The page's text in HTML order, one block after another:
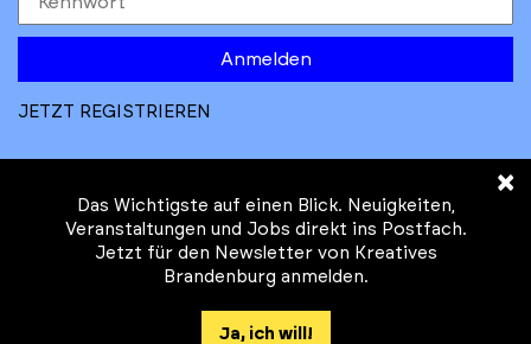
Anmelden
JETZT REGISTRIEREN
© Kreatives Brandenburg im Auftrag des
×
Das Wichtigste auf einen Blick. Neuigkeiten,
Veranstaltungen und Jobs direkt ins Postfach.
Jetzt für den Newsletter von Kreatives
Brandenburg anmelden.
Ja, ich will!